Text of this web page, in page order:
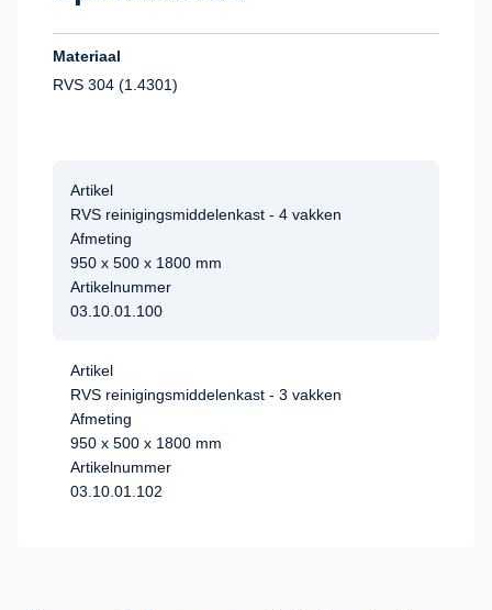
Materiaal
RVS 304 (1.4301)
Artikel
RVS reinigingsmiddelenkast - 4 vakken
Afmeting
950 x 500 x 1800 mm
Artikelnummer
03.10.01.100
Artikel
RVS reinigingsmiddelenkast - 3 vakken
Afmeting
950 x 500 x 1800 mm
Artikelnummer
03.10.01.102